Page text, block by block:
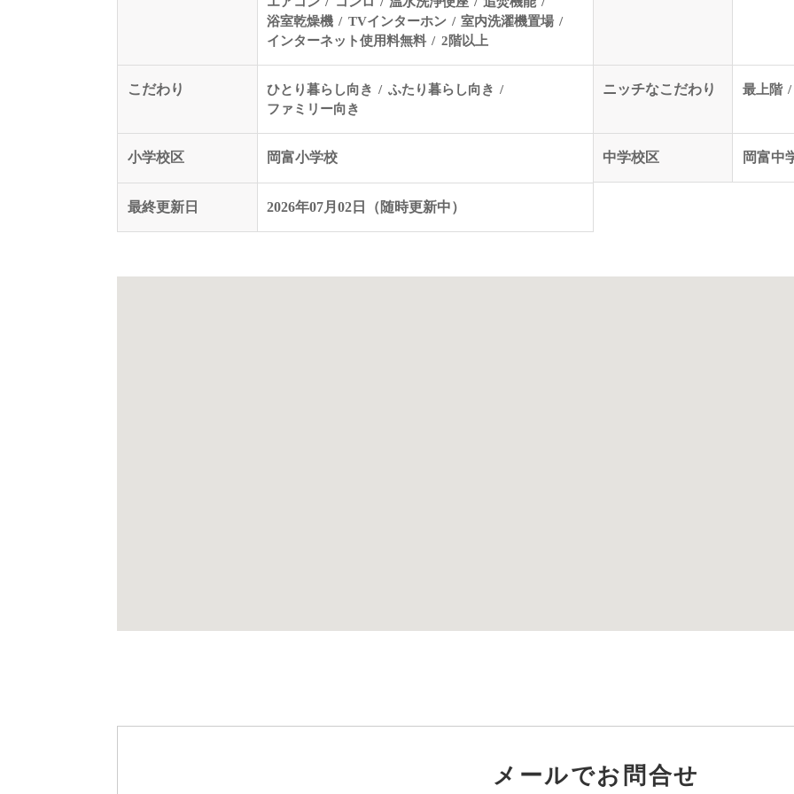
浴室乾燥機
TVインターホン
室内洗濯機置場
インターネット使用料無料
2階以上
こだわり ひとり暮らし向き
ふたり暮らし向き
ファミリー向き
ニッチなこだわり 最上階
小学校区 岡富小学校 中学校区 岡富中
最終更新日 2026年07月02日（随時更新中）
メールでお問合せ